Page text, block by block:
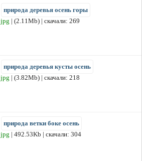
природа деревья осень горы
jpg | (2.11Mb) | скачали: 269
природа деревья кусты осень
jpg | (3.82Mb) | скачали: 218
природа ветки боке осень
jpg | 492.53Kb | скачали: 304